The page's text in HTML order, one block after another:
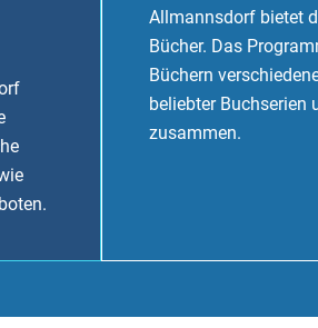
Allmannsdorf bietet
Bücher. Das
Büchern
beliebter Buchserien
zusammen.